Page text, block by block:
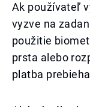
Ak používateľ
vyzve na
použitie
prsta alebo
platba